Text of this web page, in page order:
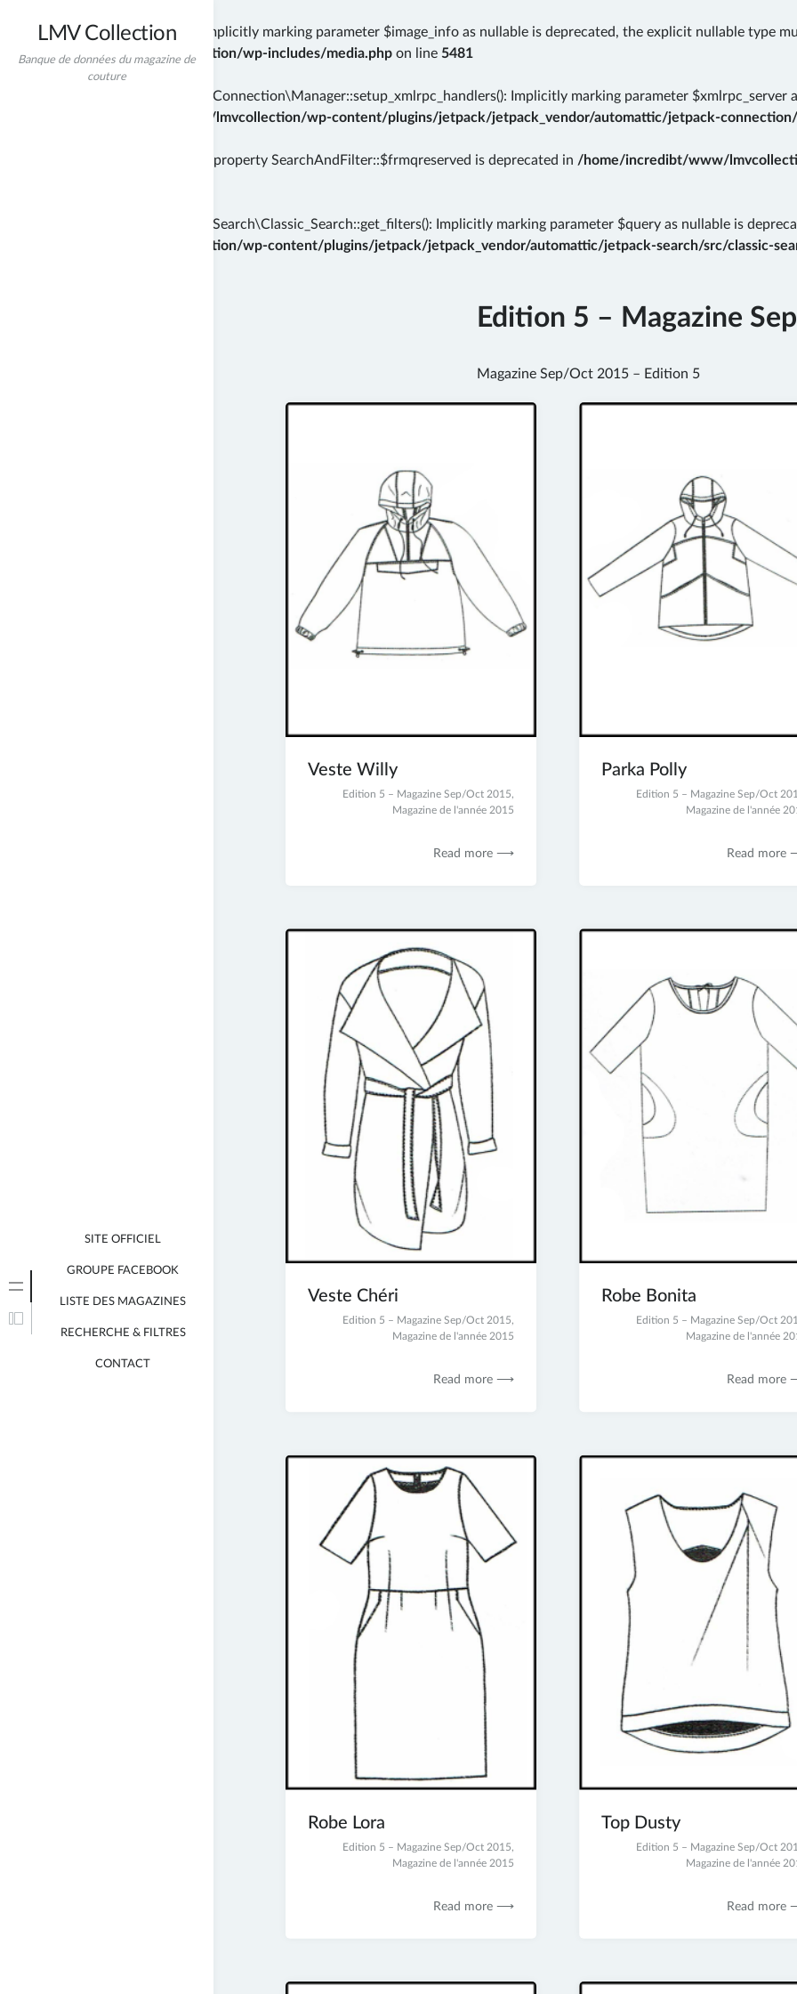
Deprecated: wp_getimagesize(): Implicitly marking parameter $image_info as nullable is deprecated, the explicit nullable type
/home/incredibt/www/lmvcollection/wp-includes/media.php on line 5481
: Automattic\Jetpack\Connection\Manager::setup_xmlrpc_handlers(): Implicitly marking parameter
/home/incredibt/www/lmvcollection/wp-content/plugins/jetpack/jetpack_vendor/automattic/jetpack-connection/
: Creation of dynamic property SearchAndFilter::$frmqreserved is deprecated in /home/incredibt/www/
: Automattic\Jetpack\Search\Classic_Search::get_filters(): Implicitly marking parameter $query as nullable is
/home/incredibt/www/lmvcollection/wp-content/plugins/jetpack/jetpack_vendor/automattic/jetpack-search/src/classic-
LMV Collection
Banque de données du magazine de
couture
SITE OFFICIEL
GROUPE FACEBOOK
LISTE DES MAGAZINES
RECHERCHE & FILTRES
CONTACT
Edition 5 – Magazine
Magazine Sep/Oct 2015 – Edition 5
Veste Willy
Edition 5 – Magazine Sep/Oct 2015,
Magazine de l'année 2015
Read more ⟶
Parka Polly
Edition 5 – Magazine Sep/Oct
Magazine de l'année
Read
Veste Chéri
Edition 5 – Magazine Sep/Oct 2015,
Magazine de l'année 2015
Read more ⟶
Robe Bonita
Edition 5 – Magazine Sep/Oct
Magazine de l'année
Read
Robe Lora
Edition 5 – Magazine Sep/Oct 2015,
Magazine de l'année 2015
Read more ⟶
Top Dusty
Edition 5 – Magazine Sep/Oct
Magazine de l'année
Read